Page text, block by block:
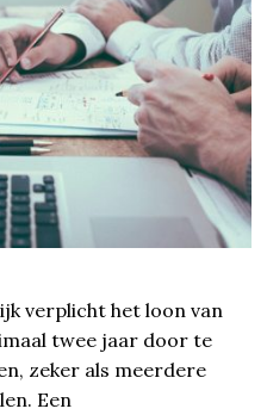
verplicht het loon van
twee jaar door te
zeker als meerdere
Een